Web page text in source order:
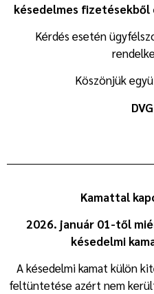
késedelmes
Kérdés esetén
Köszönjük
Kamattal
2026. január 01-től
késedelmi
A késedelmi kamat külön
feltüntetése azért nem